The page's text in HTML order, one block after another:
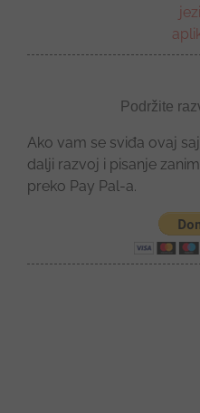
Podržite
Ako vam se sviđa ovaj
dalji razvoj i pisanje
preko Pay Pal-a.